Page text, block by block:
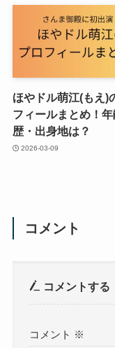
ほやドル萌江(もえ)
フィールまとめ！
歴・出身地は？
2026-03-09
コメント
コメントする
コメント ※